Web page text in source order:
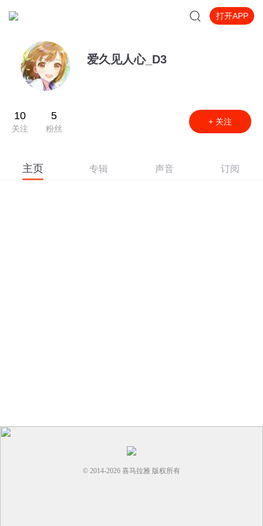
打开APP
爱久见人心_D3
10
关注
5
粉丝
+ 关注
主页 专辑 声音 订阅
© 2014-2026 喜马拉雅 版权所有